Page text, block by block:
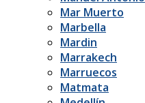
Mar Muerto
Marbella
Mardin
Marrakech
Marruecos
Matmata